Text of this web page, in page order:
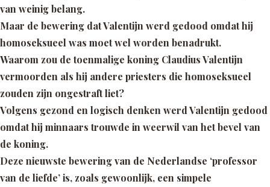
van weinig belang.
Maar de bewering dat Valentijn werd gedood omdat hij
homoseksueel was moet wel worden benadrukt.
Waarom zou de toenmalige koning Claudius Valentijn
vermoorden als hij andere priesters die homoseksueel
zouden zijn ongestraft liet?
Volgens gezond en logisch denken werd Valentijn gedood
omdat hij minnaars trouwde in weerwil van het bevel van
de koning.
Deze nieuwste bewering van de Nederlandse ‘professor
van de liefde’ is, zoals gewoonlijk, een simpele